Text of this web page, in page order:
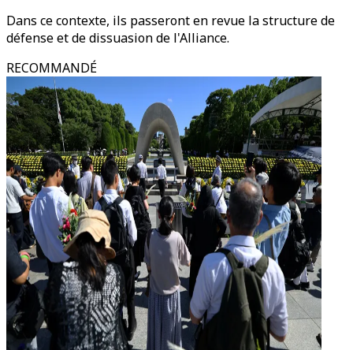
Dans ce contexte, ils passeront en revue la structure de
défense et de dissuasion de l'Alliance.
RECOMMANDÉ